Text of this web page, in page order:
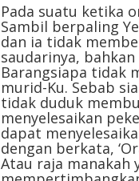
Pada suatu ketika
Sambil berpaling
dan ia tidak
saudarinya,
Barangsiapa tidak
murid-Ku. Sebab
tidak duduk
menyelesaikan
dapat
dengan berkata,
Atau raja manakah